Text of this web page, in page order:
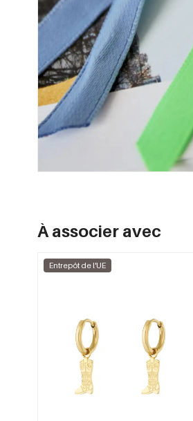
À associer avec
Entrepôt de l'UE